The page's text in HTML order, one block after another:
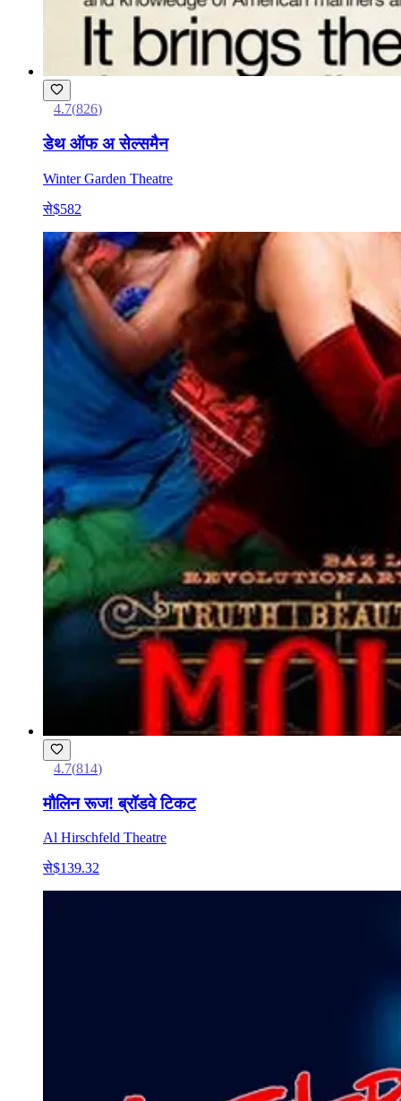
4.7(826)
डेथ ऑफ अ सेल्समैन
Winter Garden Theatre
से$582
4.7(814)
मौलिन रूज! ब्रॉडवे टिकट
Al Hirschfeld Theatre
से$139.32